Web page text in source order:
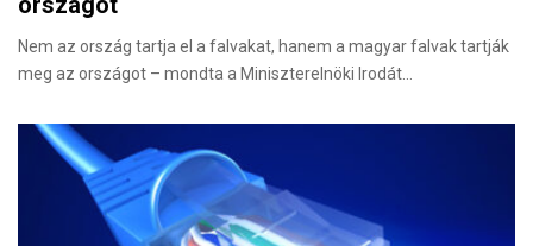
Nem az ország tartja el a falvakat, hanem a magyar falvak tartják
meg az országot – mondta a Miniszterelnöki Irodát…